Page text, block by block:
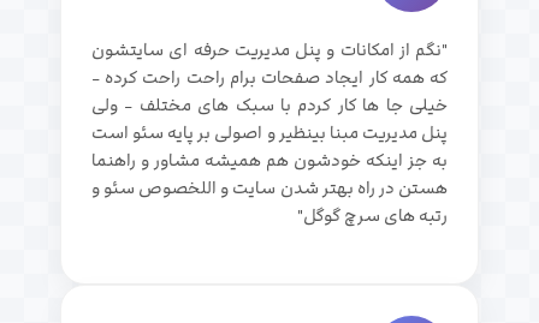
"نگم از امکانات و پنل مدیریت حرفه ای سایتشون
که همه کار ایجاد صفحات برام راحت راحت کرده -
خیلی جا ها کار کردم با سبک های مختلف - ولی
پنل مدیریت مبنا بینظیر و اصولی بر پایه سئو است
به جز اینکه خودشون هم همیشه مشاور و راهنما
هستن در راه بهتر شدن سایت و اللخصوص سئو و
رتبه های سرچ گوگل"